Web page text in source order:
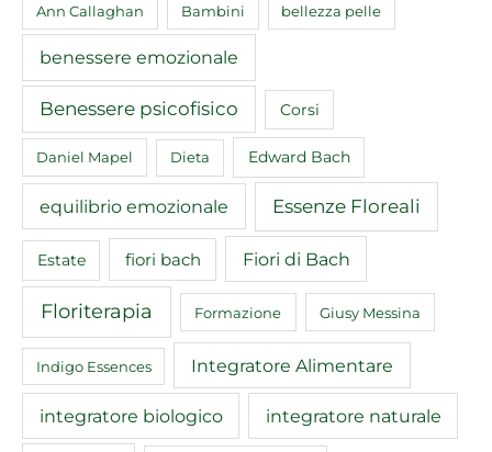
Ann Callaghan Bambini bellezza pelle
benessere emozionale
Benessere psicofisico Corsi
Daniel Mapel Dieta Edward Bach
equilibrio emozionale Essenze Floreali
Estate fiori bach Fiori di Bach
Floriterapia Formazione Giusy Messina
Indigo Essences Integratore Alimentare
integratore biologico integratore naturale